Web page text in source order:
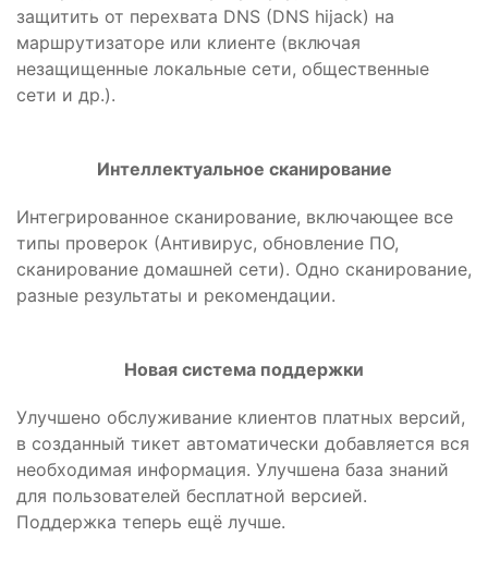
защитить от перехвата DNS (DNS hijack) на
маршрутизаторе или клиенте (включая
незащищенные локальные сети, общественные
сети и др.).
Интеллектуальное сканирование
Интегрированное сканирование, включающее все
типы проверок (Антивирус, обновление ПО,
сканирование домашней сети). Одно сканирование,
разные результаты и рекомендации.
Новая система поддержки
Улучшено обслуживание клиентов платных версий,
в созданный тикет автоматически добавляется вся
необходимая информация. Улучшена база знаний
для пользователей бесплатной версией.
Поддержка теперь ещё лучше.